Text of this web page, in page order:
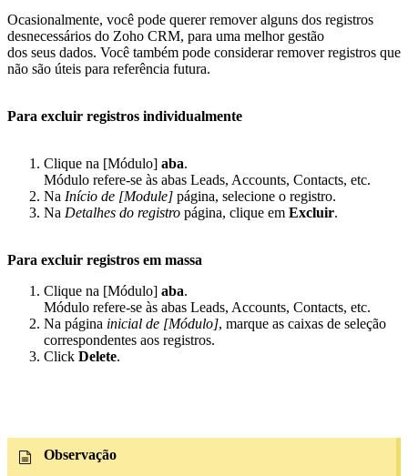
Ocasionalmente, você pode querer remover alguns dos registros
desnecessários do Zoho CRM, para uma melhor gestão
dos seus dados. Você também pode considerar remover registros que
não são úteis para referência futura.
Para excluir registros individualmente
Clique na [Módulo] aba.
Módulo refere-se às abas Leads, Accounts, Contacts, etc.
Na Início de [Module] página, selecione o registro.
Na Detalhes do registro página, clique em Excluir.
Para excluir registros em massa
Clique na [Módulo] aba.
Módulo refere-se às abas Leads, Accounts, Contacts, etc.
Na página inicial de [Módulo], marque as caixas de seleção
correspondentes aos registros.
Click Delete.
Observação